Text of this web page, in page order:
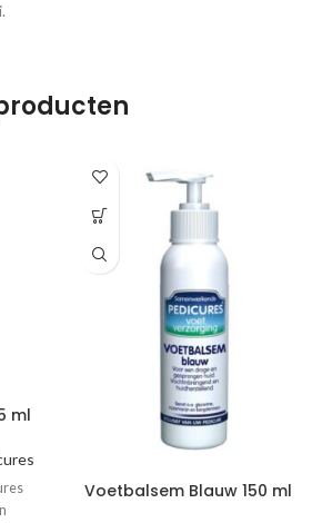
ml
Voetbalsem Blauw 150 ml